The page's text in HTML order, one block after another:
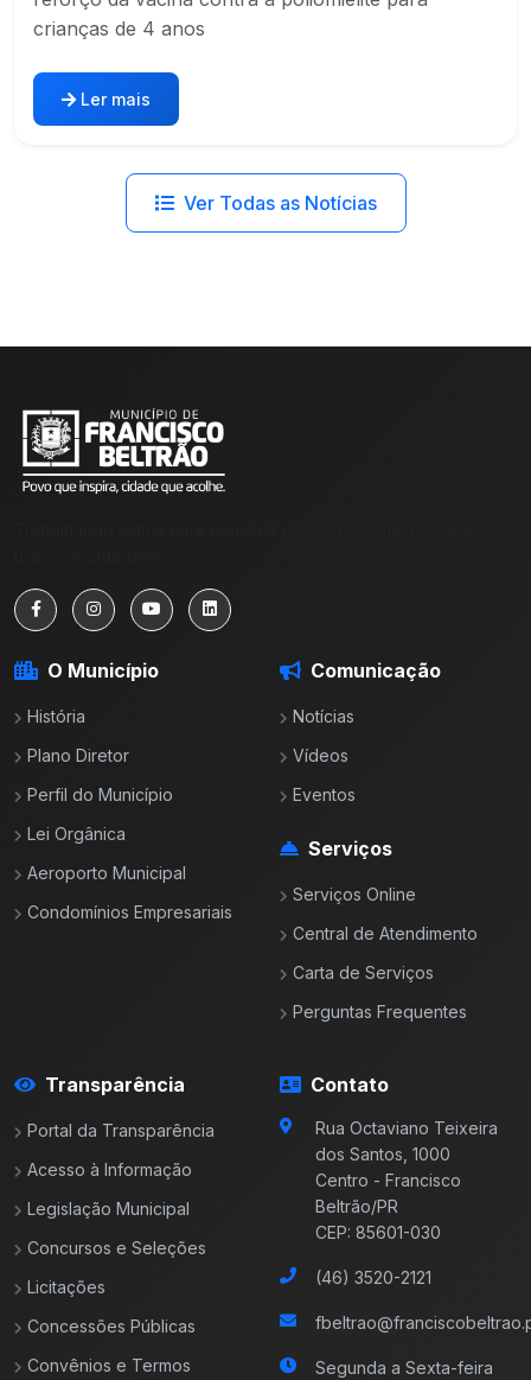
crianças de 4 anos
Ler mais
Ver Todas as Notícias
O Município
História
Plano Diretor
Perfil do Município
Lei Orgânica
Aeroporto Municipal
Condomínios Empresariais
Comunicação
Notícias
Vídeos
Eventos
Serviços
Serviços Online
Central de Atendimento
Carta de Serviços
Perguntas Frequentes
Transparência
Portal da Transparência
Acesso à Informação
Legislação Municipal
Concursos e Seleções
Licitações
Concessões Públicas
Convênios e Termos
Contato
Rua Octaviano Teixeira
dos Santos, 1000
Centro - Francisco
Beltrão/PR
CEP: 85601-030
(46) 3520-2121
Segunda a Sexta-feira